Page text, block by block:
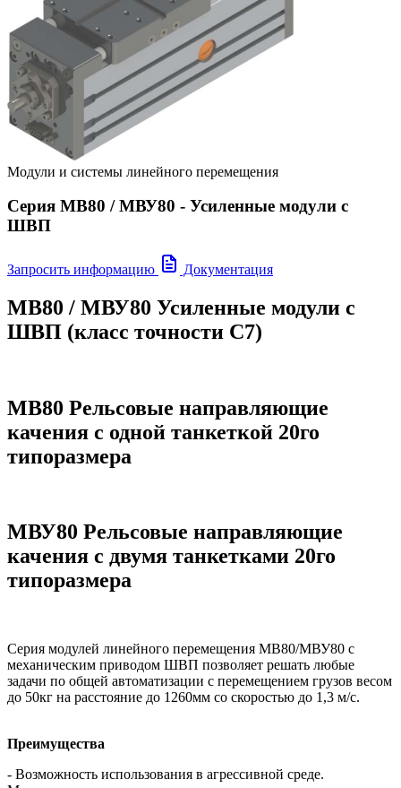
Модули и системы линейного перемещения
Серия МВ80 / МВУ80 - Усиленные модули с
ШВП
Запросить информацию Документация
МВ80 / МВУ80 Усиленные модули с
ШВП (класс точности С7)
МВ80 Рельсовые направляющие
качения с одной танкеткой 20го
типоразмера
МВУ80 Рельсовые направляющие
качения с двумя танкетками 20го
типоразмера
Серия модулей линейного перемещения МВ80/МВУ80 с
механическим приводом ШВП позволяет решать любые
задачи по общей автоматизации с перемещением грузов весом
до 50кг на расстояние до 1260мм со скоростью до 1,3 м/с.
Преимущества
- Возможность использования в агрессивной среде.